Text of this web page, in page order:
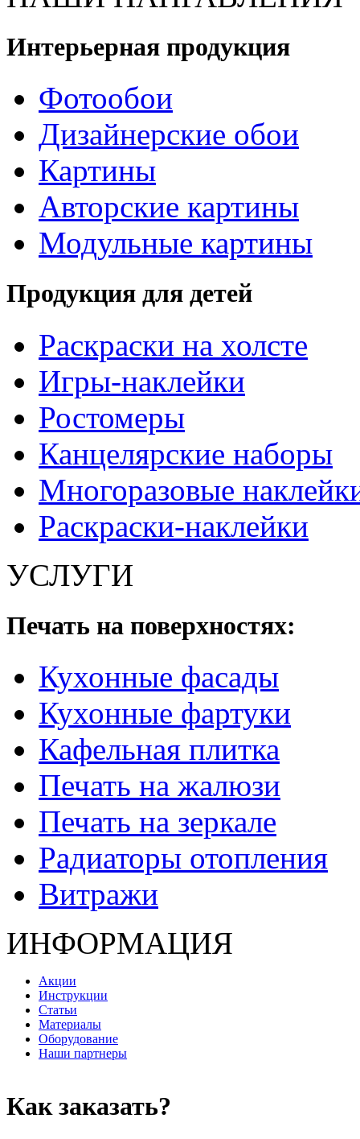
Интерьерная продукция
Фотообои
Дизайнерские обои
Картины
Авторские картины
Модульные картины
Продукция для детей
Раскраски на холсте
Игры-наклейки
Ростомеры
Канцелярские наборы
Многоразовые
Раскраски-наклейки
УСЛУГИ
Печать на поверхностях:
Кухонные фасады
Кухонные фартуки
Кафельная плитка
Печать на жалюзи
Печать на зеркале
Радиаторы отопления
Витражи
ИНФОРМАЦИЯ
Акции
Инструкции
Статьи
Материалы
Оборудование
Наши партнеры
Как заказать?